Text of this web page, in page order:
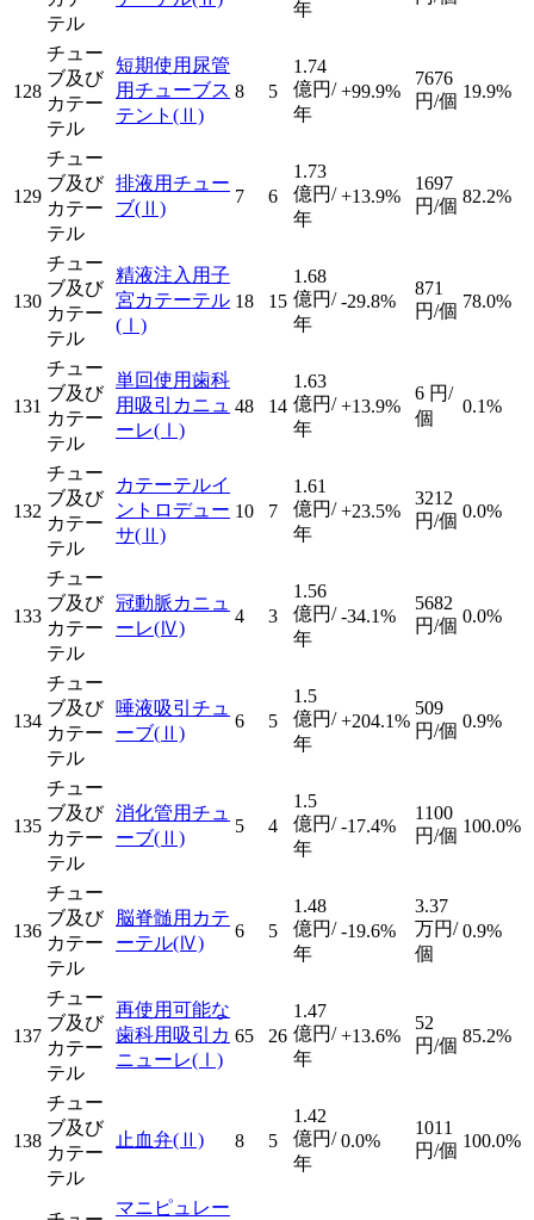
テル
年
128
チュー
ブ及び
カテー
テル
短期使用尿管
用チューブス
テント (Ⅱ)
8 5
1.74
億円/
年
+99.9%
7676
円/個 19.9%
129
チュー
ブ及び
カテー
テル
排液用チュー
ブ(Ⅱ)
7 6
1.73
億円/
年
+13.9%
1697
円/個 82.2%
130
チュー
ブ及び
カテー
テル
精液注入用子
宮カテーテル
(Ⅰ)
18 15
1.68
億円/
年
-29.8%
871
円/個 78.0%
131
チュー
ブ及び
カテー
テル
単回使用歯科
用吸引カニュ
ーレ(Ⅰ)
48 14
1.63
億円/
年
+13.9%
6 円/
個
0.1%
132
チュー
ブ及び
カテー
テル
カテーテルイ
ントロデュー
サ(Ⅱ)
10 7
1.61
億円/
年
+23.5%
3212
円/個 0.0%
133
チュー
ブ及び
カテー
テル
冠動脈カニュ
ーレ(Ⅳ)
4 3
1.56
億円/
年
-34.1%
5682
円/個 0.0%
134
チュー
ブ及び
カテー
テル
唾液吸引チュ
ーブ(Ⅱ)
6 5
1.5
億円/
年
+204.1%
509
円/個 0.9%
135
チュー
ブ及び
カテー
テル
消化管用チュ
ーブ(Ⅱ)
5 4
1.5
億円/
年
-17.4%
1100
円/個 100.0%
136
チュー
ブ及び
カテー
テル
脳脊髄用カテ
ーテル(Ⅳ)
6 5
1.48
億円/
年
-19.6%
3.37
万円/
個
0.9%
137
チュー
ブ及び
カテー
テル
再使用可能な
歯科用吸引カ
ニューレ(Ⅰ)
65 26
1.47
億円/
年
+13.6%
52
円/個 85.2%
138
チュー
ブ及び
カテー
テル
止血弁(Ⅱ) 8 5
1.42
億円/
年
0.0%
1011
円/個 100.0%
マニピュレー